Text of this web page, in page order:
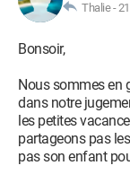
Thalie -
Bonsoir,
Nous sommes en
dans notre
les petites
partageons pas
pas son enfant